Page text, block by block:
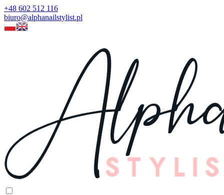
+48 602 512 116
biuro@alphanailstylist.pl